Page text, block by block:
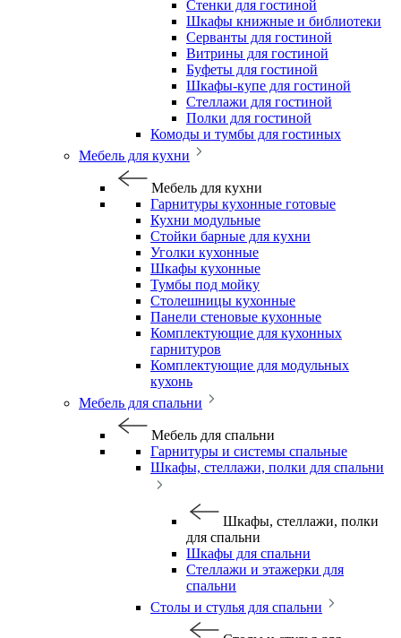
Стенки для гостиной
Шкафы книжные и библиотеки
Серванты для гостиной
Витрины для гостиной
Буфеты для гостиной
Шкафы-купе для гостиной
Стеллажи для гостиной
Полки для гостиной
Комоды и тумбы для гостиных
Мебель для кухни
Мебель для кухни
Гарнитуры кухонные готовые
Кухни модульные
Стойки барные для кухни
Уголки кухонные
Шкафы кухонные
Тумбы под мойку
Столешницы кухонные
Панели стеновые кухонные
Комплектующие для кухонных
гарнитуров
Комплектующие для модульных
кухонь
Мебель для спальни
Мебель для спальни
Гарнитуры и системы спальные
Шкафы, стеллажи, полки для спальни
Шкафы, стеллажи, полки
для спальни
Шкафы для спальни
Стеллажи и этажерки для
спальни
Столы и стулья для спальни